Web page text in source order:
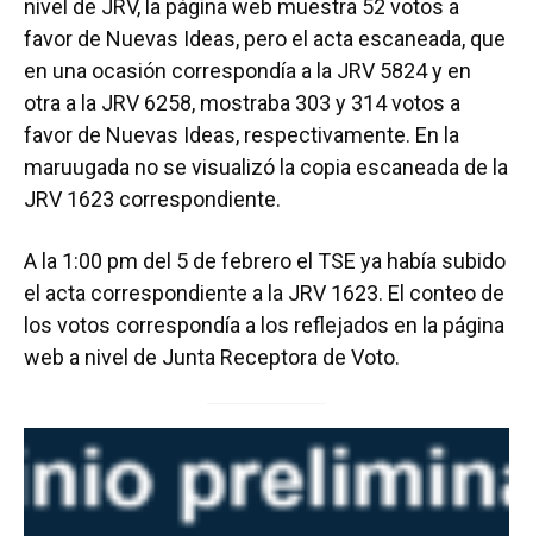
nivel de JRV, la página web muestra 52 votos a
favor de Nuevas Ideas, pero el acta escaneada, que
en una ocasión correspondía a la JRV 5824 y en
otra a la JRV 6258, mostraba 303 y 314 votos a
favor de Nuevas Ideas, respectivamente. En la
maruugada no se visualizó la copia escaneada de la
JRV 1623 correspondiente.
A la 1:00 pm del 5 de febrero el TSE ya había subido
el acta correspondiente a la JRV 1623. El conteo de
los votos correspondía a los reflejados en la página
web a nivel de Junta Receptora de Voto.